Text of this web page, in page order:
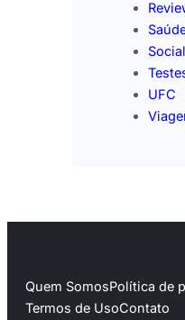
Social
UFC
Quem SomosPolítica de
Termos de UsoContato